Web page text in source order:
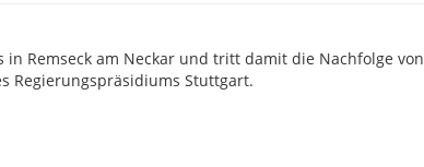
Remseck am Neckar und tritt damit die Nachfolge von
Regierungspräsidiums Stuttgart.